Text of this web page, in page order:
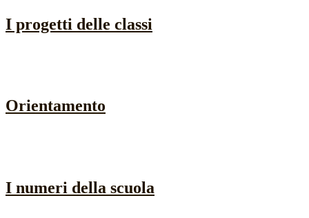
I progetti delle classi
Orientamento
I numeri della scuola